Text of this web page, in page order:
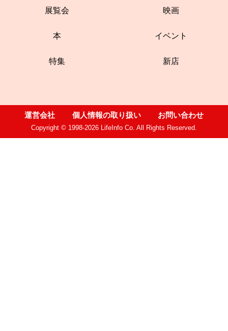
展覧会 映画
本 イベント
特集 新店
運営会社 個人情報の取り扱い お問い合わせ
Copyright © 1998-2026 LifeInfo Co. All Rights Reserved.